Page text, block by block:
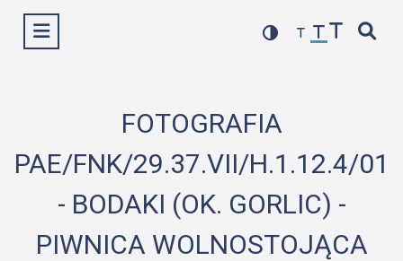
Wyświetl menu
FOTOGRAFIA
PAE/FNK/29.37.VII/H.1.12.4/01
- BODAKI (OK. GORLIC) -
PIWNICA WOLNOSTOJĄCA